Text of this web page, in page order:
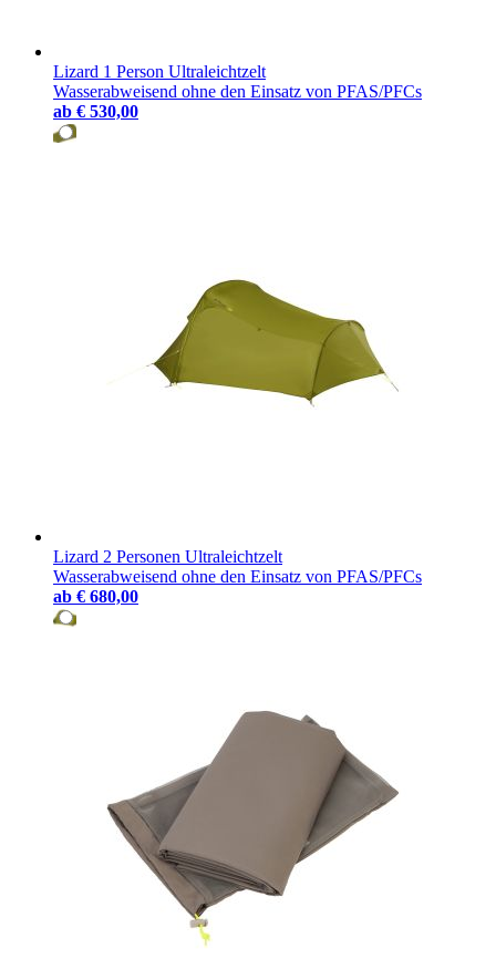
Lizard 1 Person Ultraleichtzelt
Wasserabweisend ohne den Einsatz von PFAS/PFCs
ab € 530,00
Lizard 2 Personen Ultraleichtzelt
Wasserabweisend ohne den Einsatz von PFAS/PFCs
ab € 680,00